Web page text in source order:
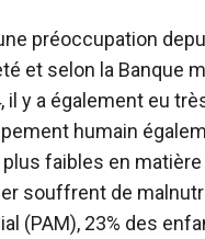
préoccupation
et selon la Banque
il y a également eu
humain
faibles en
souffrent de
(PAM), 23% des